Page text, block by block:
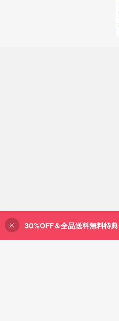
42% 割引！
30%OFF＆全品送料無料特典